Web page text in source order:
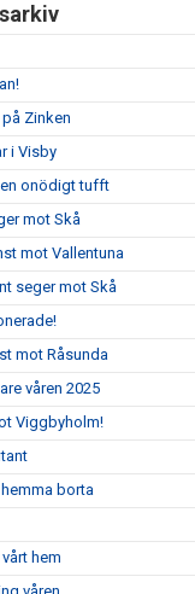
Zinken
i Visby
onödigt tufft
mot Skå
mot Vallentuna
seger mot Skå
mot Råsunda
våren 2025
Viggbyholm!
borta
hem